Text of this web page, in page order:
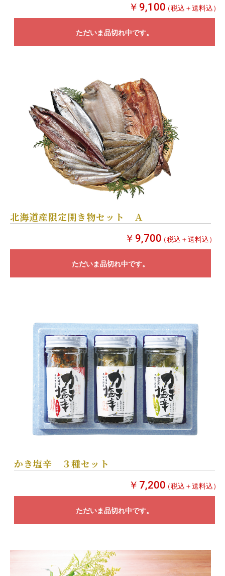
￥9,100（税込＋送料込）
ただいま品切れ中です。
北海道産限定開き物セット Ａ
￥9,700（税込＋送料込）
ただいま品切れ中です。
かき塩辛 ３種セット
￥7,200（税込＋送料込）
ただいま品切れ中です。